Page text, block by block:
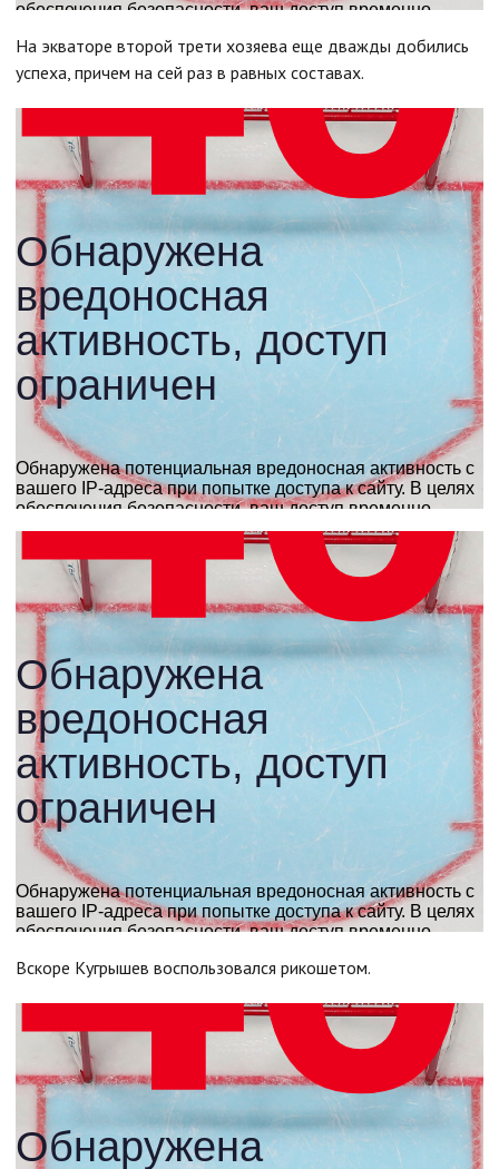
На экваторе второй трети хозяева еще дважды добились
успеха, причем на сей раз в равных составах.
Вскоре Кугрышев воспользовался рикошетом.